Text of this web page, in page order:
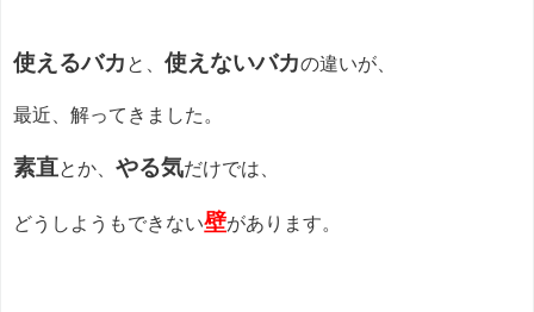
使えるバカ と、 使えないバカの違いが、
最近、解ってきました。
素直とか、 やる気だけでは、
どうしようもできない壁があります。